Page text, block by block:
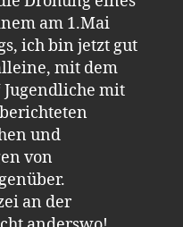
am 1.Mai
ich bin jetzt gut
mit dem
mit
und
von
an der